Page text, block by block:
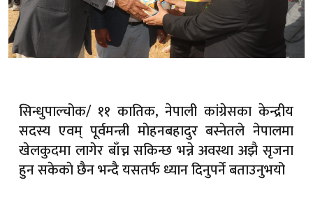
सिन्धुपाल्चोक/ ११ कातिक, नेपाली कांग्रेसका केन्द्रीय
सदस्य एवम् पूर्वमन्त्री माेहनबहादुर बस्नेतले नेपालमा
खेलकुदमा लागेर बाँच्न सकिन्छ भन्ने अवस्था अझै सृजना
हुन सकेकाे छैन भन्दै यसतर्फ ध्यान दिनुपर्ने बताउनुभयो